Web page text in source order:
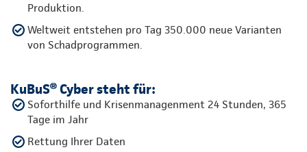
Produktion.
Weltweit entstehen pro Tag 350.000 neue Varianten
von Schadprogrammen.
KuBuS® Cyber steht für:
Soforthilfe und Krisenmanagenment 24 Stunden, 365
Tage im Jahr
Rettung Ihrer Daten